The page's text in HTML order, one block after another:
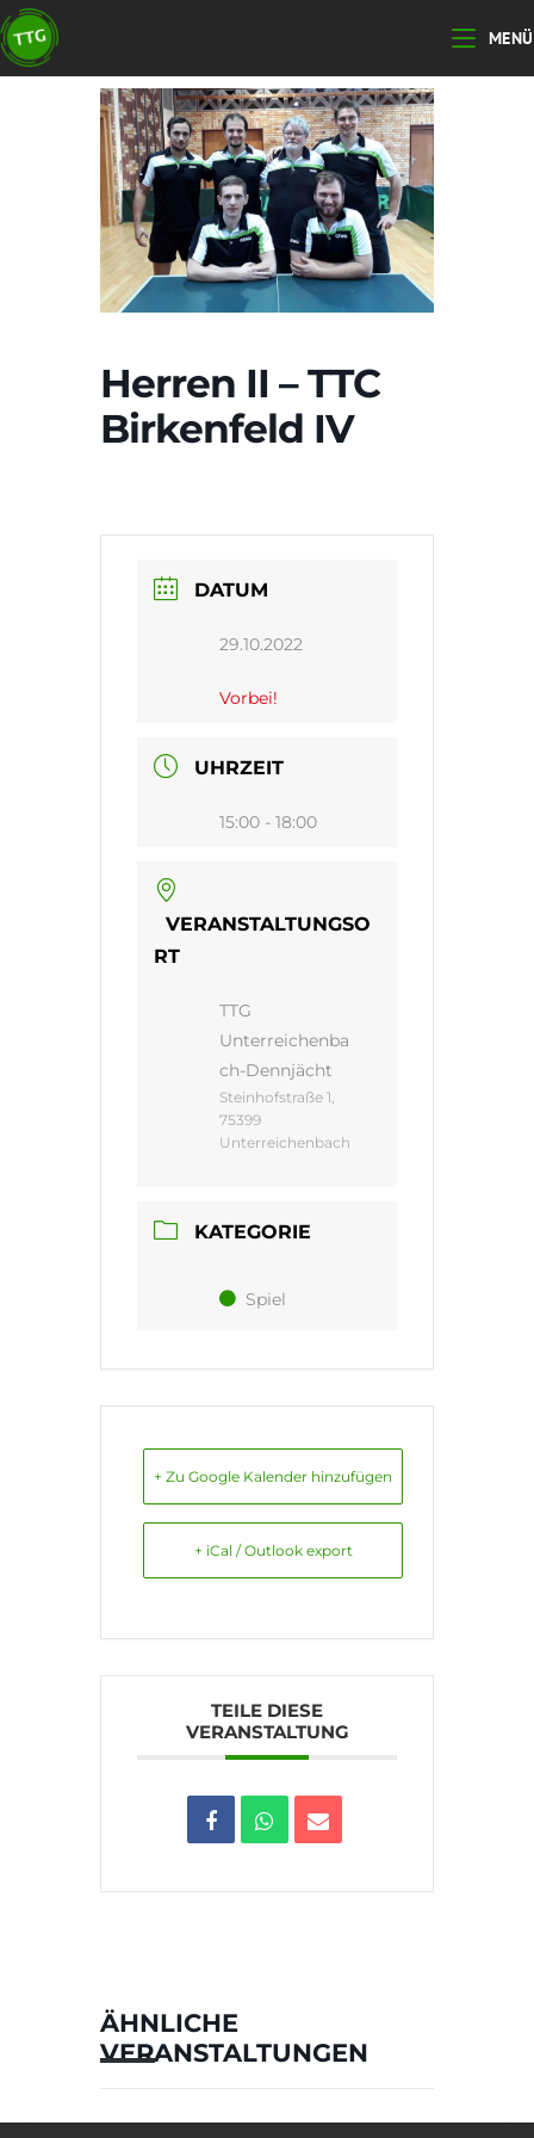
Zum
Inhalt
springen
MENÜ
Herren II – TTC
Birkenfeld IV
DATUM
29.10.2022
Vorbei!
UHRZEIT
15:00 - 18:00
VERANSTALTUNGSO
RT
TTG
Unterreichenba
ch-Dennjächt
Steinhofstraße 1,
75399
Unterreichenbach
KATEGORIE
Spiel
+ Zu Google Kalender hinzufügen
+ iCal / Outlook export
TEILE DIESE
VERANSTALTUNG
ÄHNLICHE
VERANSTALTUNGEN